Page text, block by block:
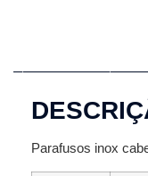
Parafusos inox